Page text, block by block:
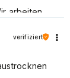
arbeiten
es
uns
verifiziert